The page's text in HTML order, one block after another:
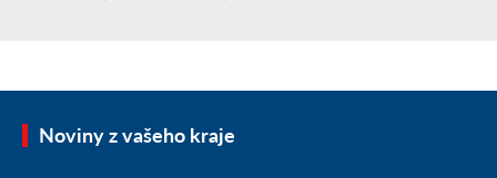
Noviny z vašeho kraje